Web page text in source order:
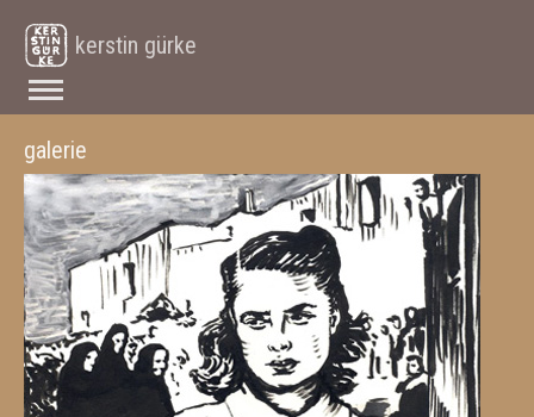
kerstin gürke
galerie